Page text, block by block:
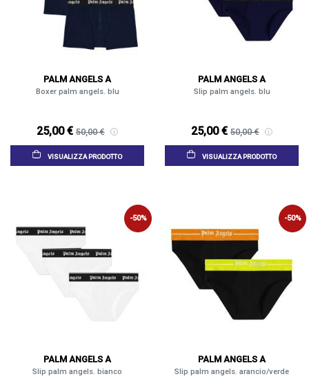
PALM ANGELS A
Boxer palm angels. blu
25,00 € 50,00 €
VISUALIZZA PRODOTTO
PALM ANGELS A
Slip palm angels. blu
25,00 € 50,00 €
VISUALIZZA PRODOTTO
-50%
PALM ANGELS A
Slip palm angels. bianco
-50%
PALM ANGELS A
Slip palm angels. arancio/verde